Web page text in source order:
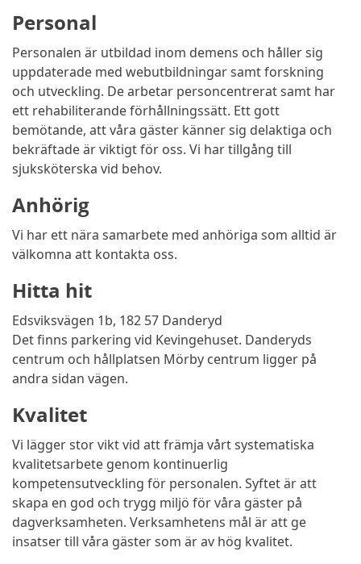
Personal
Personalen är utbildad inom demens och håller sig
uppdaterade med webutbildningar samt forskning
och utveckling. De arbetar personcentrerat samt har
ett rehabiliterande förhållningssätt. Ett gott
bemötande, att våra gäster känner sig delaktiga och
bekräftade är viktigt för oss. Vi har tillgång till
sjuksköterska vid behov.
Anhörig
Vi har ett nära samarbete med anhöriga som alltid är
välkomna att kontakta oss.
Hitta hit
Edsviksvägen 1b, 182 57 Danderyd
Det finns parkering vid Kevingehuset. Danderyds
centrum och hållplatsen Mörby centrum ligger på
andra sidan vägen.
Kvalitet
Vi lägger stor vikt vid att främja vårt systematiska
kvalitetsarbete genom kontinuerlig
kompetensutveckling för personalen. Syftet är att
skapa en god och trygg miljö för våra gäster på
dagverksamheten. Verksamhetens mål är att ge
insatser till våra gäster som är av hög kvalitet.